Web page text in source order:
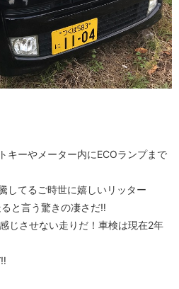
キーやメーター内にECOランプまで
してるご時世に嬉しいリッター
と言う驚きの凄さだ‼️
じさせない走りだ！車検は現在2年